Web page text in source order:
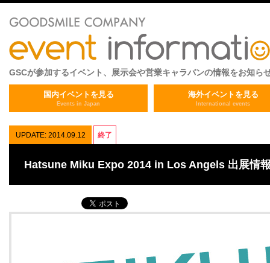
GSCが参加するイベント、展示会や営業キャラバンの情報をお知ら
国内イベントを見る
Events in Japan
海外イベントを見る
International events
UPDATE: 2014.09.12 終了
Hatsune Miku Expo 2014 in Los Angels 出展情